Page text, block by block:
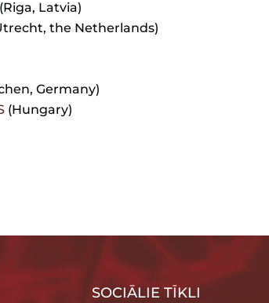
(Riga, Latvia)
the Netherlands)
Germany)
(Hungary)
SOCIĀLIE TĪKLI